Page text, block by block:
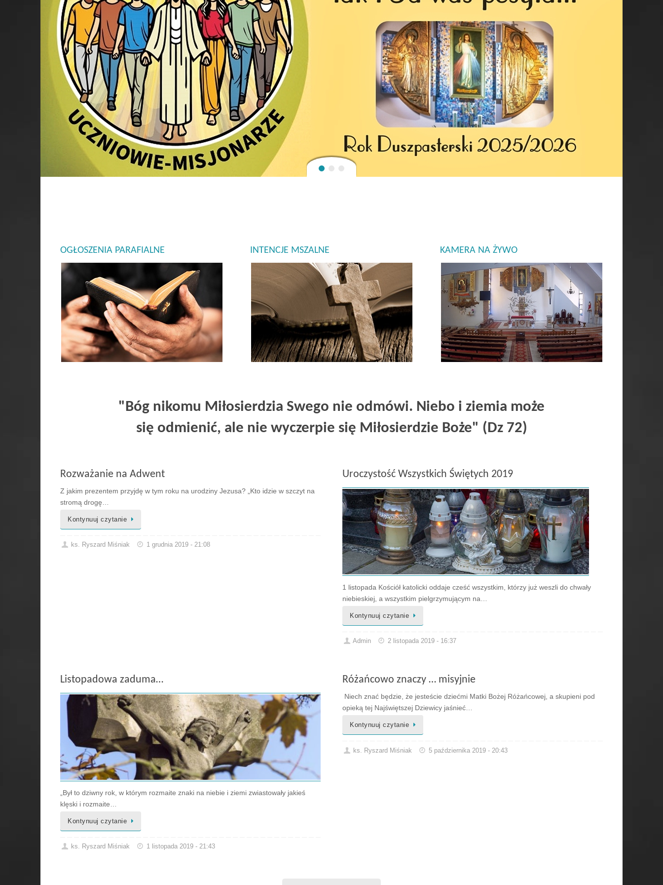
OGŁOSZENIA PARAFIALNE
NAJNOWSZE OGŁOSZENIA PARAFIALNE
INTENCJE MSZALNE
TERMINARZ INTENCJI MSZALNYCH
KAMERA NA ŻYWO
"Bóg nikomu Miłosierdzia Swego nie odmówi. Niebo i ziemia może
się odmienić, ale nie wyczerpie się Miłosierdzie Boże" (Dz 72)
Rozważanie na Adwent
Z jakim prezentem przyjdę w tym roku na urodziny Jezusa? „Kto idzie w szczyt na
stromą drogę…
Kontynuuj czytanie
ks. Ryszard Miśniak 1 grudnia 2019 - 21:08
Uroczystość Wszystkich Świętych 2019
1 listopada Kościół katolicki oddaje cześć wszystkim, którzy już weszli do chwały
niebieskiej, a wszystkim pielgrzymującym na…
Kontynuuj czytanie
Admin 2 listopada 2019 - 16:37
Listopadowa zaduma…
„Był to dziwny rok, w którym rozmaite znaki na niebie i ziemi zwiastowały jakieś
klęski i rozmaite…
Kontynuuj czytanie
ks. Ryszard Miśniak 1 listopada 2019 - 21:43
Różańcowo znaczy … misyjnie
Niech znać będzie, że jesteście dziećmi Matki Bożej Różańcowej, a skupieni pod
opieką tej Najświętszej Dziewicy jaśnieć…
Kontynuuj czytanie
ks. Ryszard Miśniak 5 października 2019 - 20:43